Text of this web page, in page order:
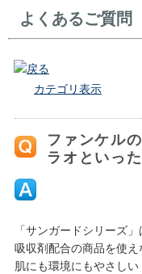
よくあるご質問
戻る
カテゴリ表示
ファンケル
ラオといっ
「サンガードシリーズ
吸収剤配合の商品を使え
肌にも環境にもやさしい